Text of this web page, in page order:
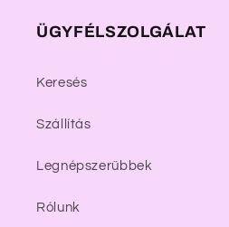
ÜGYFÉLSZOLGÁLAT
Keresés
Szállítás
Legnépszerűbbek
Rólunk